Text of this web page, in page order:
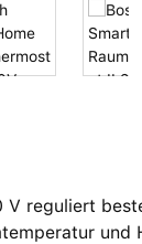
reguliert